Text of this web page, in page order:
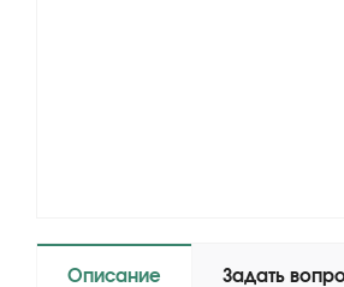
Описание Задать